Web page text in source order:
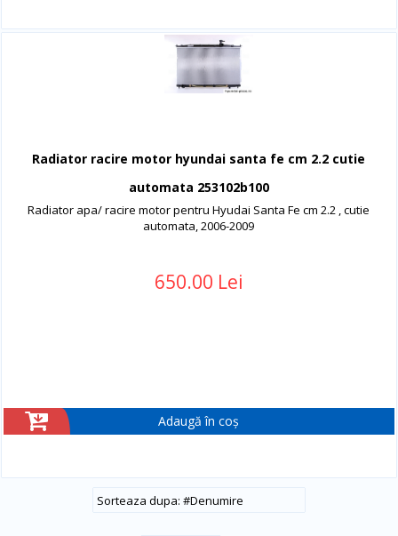
Radiator racire motor hyundai santa fe cm 2.2 cutie
automata 253102b100
Radiator apa/ racire motor pentru Hyudai Santa Fe cm 2.2 , cutie
automata, 2006-2009
650.00 Lei
Adaugă în coș
#Denumire